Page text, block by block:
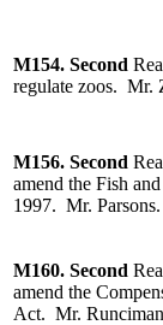
M154. Second
regulate zoos. Mr.
M156. Second
amend the Fish
1997. Mr. Parsons.
M160. Second
amend the
Act. Mr.